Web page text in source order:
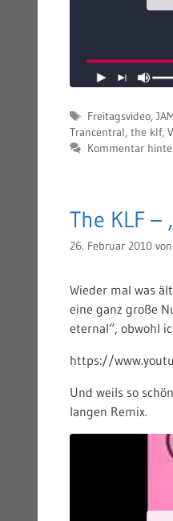
Schlagwörter
Freitagsvideo,
Trancentral, the klf,
Kommentar
The KLF
26. Februar 2010 von
Wieder mal was
eine ganz große
eternal“, obwohl
https://
Und weils so
langen Remix.